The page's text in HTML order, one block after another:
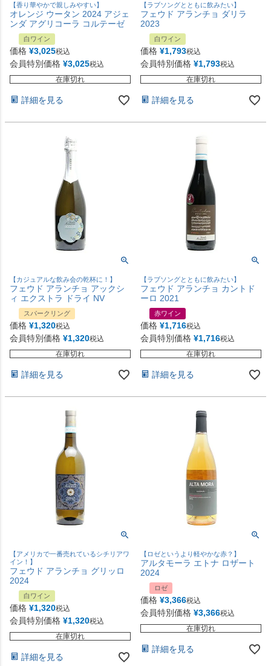
【香り華やかで親しみやすい】
オレンジ ウータン 2024 アジェ
ンダ アグリコーラ コルテーゼ
白ワイン
価格 ¥3,025税込
会員特別価格 ¥3,025税込
在庫切れ
詳細を見る
【ラブソングとともに飲みたい】
フェウド アランチョ ダリラ
2023
白ワイン
価格 ¥1,793税込
会員特別価格 ¥1,793税込
在庫切れ
詳細を見る
【カジュアルな飲み会の乾杯に！】
フェウド アランチョ アックシ
ィ エクストラ ドライ NV
スパークリング
価格 ¥1,320税込
会員特別価格 ¥1,320税込
在庫切れ
詳細を見る
【ラブソングとともに飲みたい】
フェウド アランチョ カントド
ーロ 2021
赤ワイン
価格 ¥1,716税込
会員特別価格 ¥1,716税込
在庫切れ
詳細を見る
【アメリカで一番売れているシチリアワ
イン！】
フェウド アランチョ グリッロ
2024
白ワイン
価格 ¥1,320税込
会員特別価格 ¥1,320税込
在庫切れ
詳細を見る
【ロゼというより軽やかな赤？】
アルタモーラ エトナ ロザート
2024
ロゼ
価格 ¥3,366税込
会員特別価格 ¥3,366税込
在庫切れ
詳細を見る